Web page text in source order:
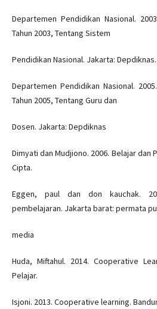
Departemen Pendidikan Nasional.
Tahun 2003, Tentang Sistem
Pendidikan Nasional. Jakarta: Depdiknas.
Departemen Pendidikan Nasional.
Tahun 2005, Tentang Guru dan
Dosen. Jakarta: Depdiknas
Dimyati dan Mudjiono. 2006. Belajar dan
Cipta.
Eggen, paul dan don kauchak.
pembelajaran. Jakarta barat: permata
media
Huda, Miftahul. 2014. Cooperative
Pelajar.
Isjoni. 2013. Cooperative learning.